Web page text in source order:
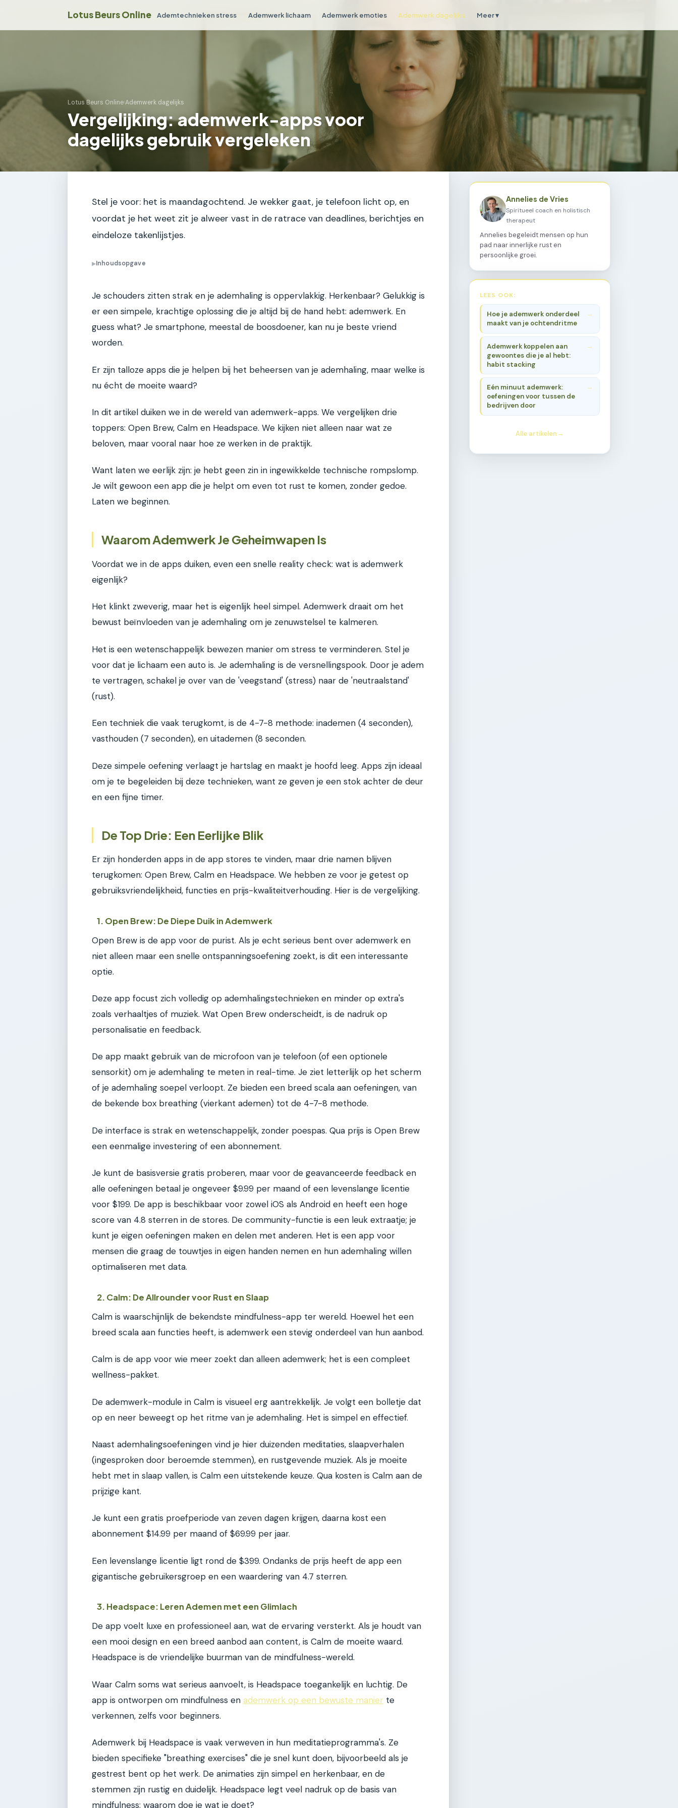
Lotus Beurs Online Ademtechnieken stress Ademwerk lichaam Ademwerk emoties Ademwerk dagelijks Meer ▾
Lotus Beurs Online›Ademwerk dagelijks
Vergelijking: ademwerk-apps voor
dagelijks gebruik vergeleken
Stel je voor: het is maandagochtend. Je wekker gaat, je telefoon licht op, en
voordat je het weet zit je alweer vast in de ratrace van deadlines, berichtjes en
eindeloze takenlijstjes.
▶Inhoudsopgave
Je schouders zitten strak en je ademhaling is oppervlakkig. Herkenbaar? Gelukkig is
er een simpele, krachtige oplossing die je altijd bij de hand hebt: ademwerk. En
guess what? Je smartphone, meestal de boosdoener, kan nu je beste vriend
worden.
Er zijn talloze apps die je helpen bij het beheersen van je ademhaling, maar welke is
nu écht de moeite waard?
In dit artikel duiken we in de wereld van ademwerk-apps. We vergelijken drie
toppers: Open Brew, Calm en Headspace. We kijken niet alleen naar wat ze
beloven, maar vooral naar hoe ze werken in de praktijk.
Want laten we eerlijk zijn: je hebt geen zin in ingewikkelde technische rompslomp.
Je wilt gewoon een app die je helpt om even tot rust te komen, zonder gedoe.
Laten we beginnen.
Waarom Ademwerk Je Geheimwapen Is
Voordat we in de apps duiken, even een snelle reality check: wat is ademwerk
eigenlijk?
Het klinkt zweverig, maar het is eigenlijk heel simpel. Ademwerk draait om het
bewust beïnvloeden van je ademhaling om je zenuwstelsel te kalmeren.
Het is een wetenschappelijk bewezen manier om stress te verminderen. Stel je
voor dat je lichaam een auto is. Je ademhaling is de versnellingspook. Door je adem
te vertragen, schakel je over van de 'veegstand' (stress) naar de 'neutraalstand'
(rust).
Een techniek die vaak terugkomt, is de 4-7-8 methode: inademen (4 seconden),
vasthouden (7 seconden), en uitademen (8 seconden.
Deze simpele oefening verlaagt je hartslag en maakt je hoofd leeg. Apps zijn ideaal
om je te begeleiden bij deze technieken, want ze geven je een stok achter de deur
en een fijne timer.
De Top Drie: Een Eerlijke Blik
Er zijn honderden apps in de app stores te vinden, maar drie namen blijven
terugkomen: Open Brew, Calm en Headspace. We hebben ze voor je getest op
gebruiksvriendelijkheid, functies en prijs-kwaliteitverhouding. Hier is de vergelijking.
1. Open Brew: De Diepe Duik in Ademwerk
Open Brew is de app voor de purist. Als je echt serieus bent over ademwerk en
niet alleen maar een snelle ontspanningsoefening zoekt, is dit een interessante
optie.
Deze app focust zich volledig op ademhalingstechnieken en minder op extra's
zoals verhaaltjes of muziek. Wat Open Brew onderscheidt, is de nadruk op
personalisatie en feedback.
De app maakt gebruik van de microfoon van je telefoon (of een optionele
sensorkit) om je ademhaling te meten in real-time. Je ziet letterlijk op het scherm
of je ademhaling soepel verloopt. Ze bieden een breed scala aan oefeningen, van
de bekende box breathing (vierkant ademen) tot de 4-7-8 methode.
De interface is strak en wetenschappelijk, zonder poespas. Qua prijs is Open Brew
een eenmalige investering of een abonnement.
Je kunt de basisversie gratis proberen, maar voor de geavanceerde feedback en
alle oefeningen betaal je ongeveer $9.99 per maand of een levenslange licentie
voor $199. De app is beschikbaar voor zowel iOS als Android en heeft een hoge
score van 4.8 sterren in de stores. De community-functie is een leuk extraatje; je
kunt je eigen oefeningen maken en delen met anderen. Het is een app voor
mensen die graag de touwtjes in eigen handen nemen en hun ademhaling willen
optimaliseren met data.
2. Calm: De Allrounder voor Rust en Slaap
Calm is waarschijnlijk de bekendste mindfulness-app ter wereld. Hoewel het een
breed scala aan functies heeft, is ademwerk een stevig onderdeel van hun aanbod.
Calm is de app voor wie meer zoekt dan alleen ademwerk; het is een compleet
wellness-pakket.
De ademwerk-module in Calm is visueel erg aantrekkelijk. Je volgt een bolletje dat
op en neer beweegt op het ritme van je ademhaling. Het is simpel en effectief.
Naast ademhalingsoefeningen vind je hier duizenden meditaties, slaapverhalen
(ingesproken door beroemde stemmen), en rustgevende muziek. Als je moeite
hebt met in slaap vallen, is Calm een uitstekende keuze. Qua kosten is Calm aan de
prijzige kant.
Je kunt een gratis proefperiode van zeven dagen krijgen, daarna kost een
abonnement $14.99 per maand of $69.99 per jaar.
Een levenslange licentie ligt rond de $399. Ondanks de prijs heeft de app een
gigantische gebruikersgroep en een waardering van 4.7 sterren.
3. Headspace: Leren Ademen met een Glimlach
De app voelt luxe en professioneel aan, wat de ervaring versterkt. Als je houdt van
een mooi design en een breed aanbod aan content, is Calm de moeite waard.
Headspace is de vriendelijke buurman van de mindfulness-wereld.
Waar Calm soms wat serieus aanvoelt, is Headspace toegankelijk en luchtig. De
app is ontworpen om mindfulness en ademwerk op een bewuste manier te
verkennen, zelfs voor beginners.
Ademwerk bij Headspace is vaak verweven in hun meditatieprogramma's. Ze
bieden specifieke "breathing exercises" die je snel kunt doen, bijvoorbeeld als je
gestrest bent op het werk. De animaties zijn simpel en herkenbaar, en de
stemmen zijn rustig en duidelijk. Headspace legt veel nadruk op de basis van
mindfulness: waarom doe je wat je doet?
Annelies de Vries
Spiritueel coach en holistisch
therapeut
Annelies begeleidt mensen op hun
pad naar innerlijke rust en
persoonlijke groei.
LEES OOK:
Hoe je ademwerk onderdeel
maakt van je ochtendritme
Ademwerk koppelen aan
gewoontes die je al hebt:
habit stacking
Eén minuut ademwerk:
oefeningen voor tussen de
bedrijven door
Alle artikelen